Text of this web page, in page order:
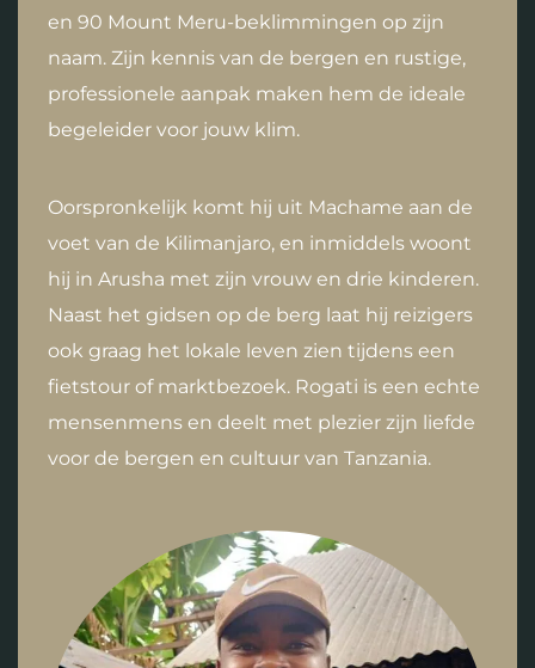
en 90 Mount Meru-beklimmingen op zijn
naam. Zijn kennis van de bergen en rustige,
professionele aanpak maken hem de ideale
begeleider voor jouw klim.
Oorspronkelijk komt hij uit Machame aan de
voet van de Kilimanjaro, en inmiddels woont
hij in Arusha met zijn vrouw en drie kinderen.
Naast het gidsen op de berg laat hij reizigers
ook graag het lokale leven zien tijdens een
fietstour of marktbezoek. Rogati is een echte
mensenmens en deelt met plezier zijn liefde
voor de bergen en cultuur van Tanzania.